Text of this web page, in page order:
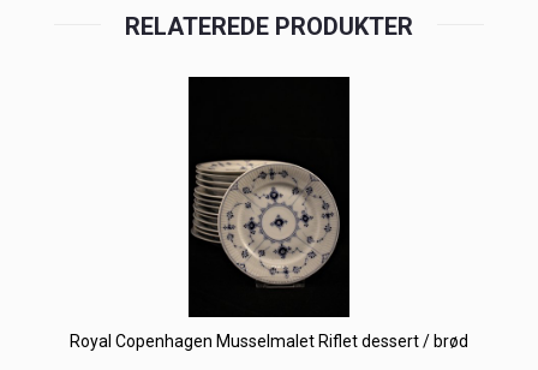
RELATEREDE PRODUKTER
Royal Copenhagen Musselmalet Riflet dessert / brød